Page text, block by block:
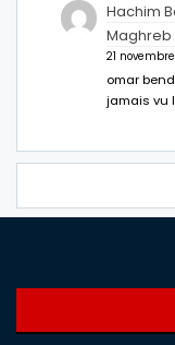
Hachim
Maghreb
21
omar
jamais vu